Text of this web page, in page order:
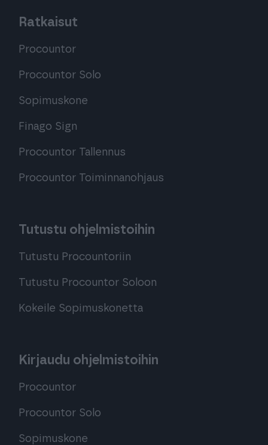
Ratkaisut
Procountor
Procountor Solo
Sopimuskone
Finago Sign
Procountor Tallennus
Procountor Toiminnanohjaus
Tutustu ohjelmistoihin
Tutustu Procountoriin
Tutustu Procountor Soloon
Kokeile Sopimuskonetta
Kirjaudu ohjelmistoihin
Procountor
Procountor Solo
Sopimuskone